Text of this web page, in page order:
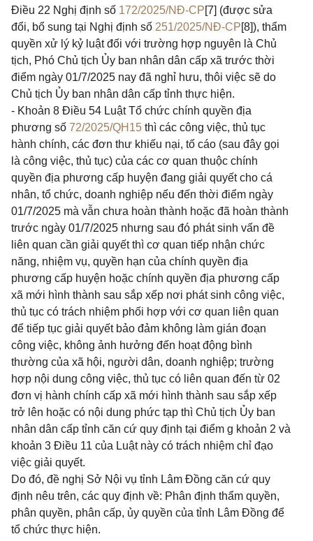
Điều 22 Nghị định số 172/2025/NĐ-CP[7] (được sửa
đổi, bổ sung tại Nghị định số 251/2025/NĐ-CP[8]), thẩm
quyền xử lý kỷ luật đối với trường hợp nguyên là Chủ
tịch, Phó Chủ tịch Ủy ban nhân dân cấp xã trước thời
điểm ngày 01/7/2025 nay đã nghỉ hưu, thôi việc sẽ do
Chủ tịch Ủy ban nhân dân cấp tỉnh thực hiện.
- Khoản 8 Điều 54 Luật Tổ chức chính quyền địa
phương số 72/2025/QH15 thì các công việc, thủ tục
hành chính, các đơn thư khiếu nại, tố cáo (sau đây gọi
là công việc, thủ tục) của các cơ quan thuộc chính
quyền địa phương cấp huyện đang giải quyết cho cá
nhân, tổ chức, doanh nghiệp nếu đến thời điểm ngày
01/7/2025 mà vẫn chưa hoàn thành hoặc đã hoàn thành
trước ngày 01/7/2025 nhưng sau đó phát sinh vấn đề
liên quan cần giải quyết thì cơ quan tiếp nhận chức
năng, nhiệm vụ, quyền hạn của chính quyền địa
phương cấp huyện hoặc chính quyền địa phương cấp
xã mới hình thành sau sắp xếp nơi phát sinh công việc,
thủ tục có trách nhiệm phối hợp với cơ quan liên quan
để tiếp tục giải quyết bảo đảm không làm gián đoạn
công việc, không ảnh hưởng đến hoạt động bình
thường của xã hội, người dân, doanh nghiệp; trường
hợp nội dung công việc, thủ tục có liên quan đến từ 02
đơn vị hành chính cấp xã mới hình thành sau sắp xếp
trở lên hoặc có nội dung phức tạp thì Chủ tịch Ủy ban
nhân dân cấp tỉnh căn cứ quy định tại điểm g khoản 2 và
khoản 3 Điều 11 của Luật này có trách nhiệm chỉ đạo
việc giải quyết.
Do đó, đề nghị Sở Nội vụ tỉnh Lâm Đồng căn cứ quy
định nêu trên, các quy định về: Phân định thẩm quyền,
phân quyền, phân cấp, ủy quyền của tỉnh Lâm Đồng để
tổ chức thực hiện.